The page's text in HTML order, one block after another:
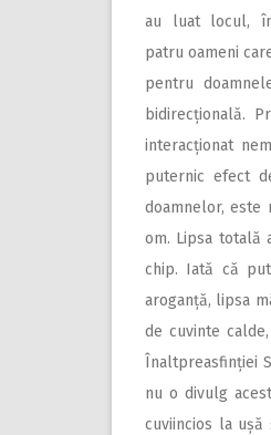
au luat locul,
patru oameni
pentru
bidirecțională.
interacționat
puternic efect
doamnelor, este
om. Lipsa totală
chip. Iată că
aroganță, lipsa
de cuvinte
Înaltpreasfinției
nu o divulg
cuviincios la